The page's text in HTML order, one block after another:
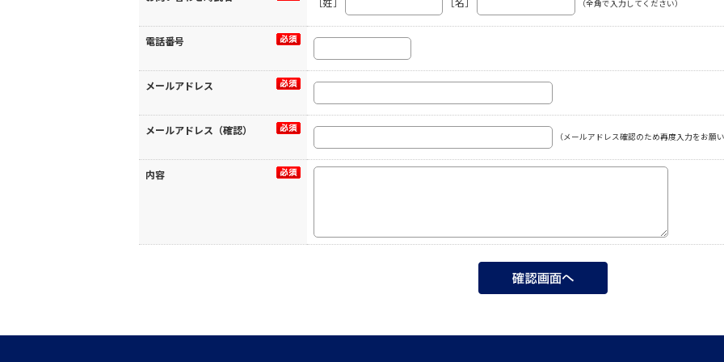
（全角で入力してください）
電話番号
メールアドレス
メールアドレス（確認）
（メールアドレス確認のため再度入力をお願
内容